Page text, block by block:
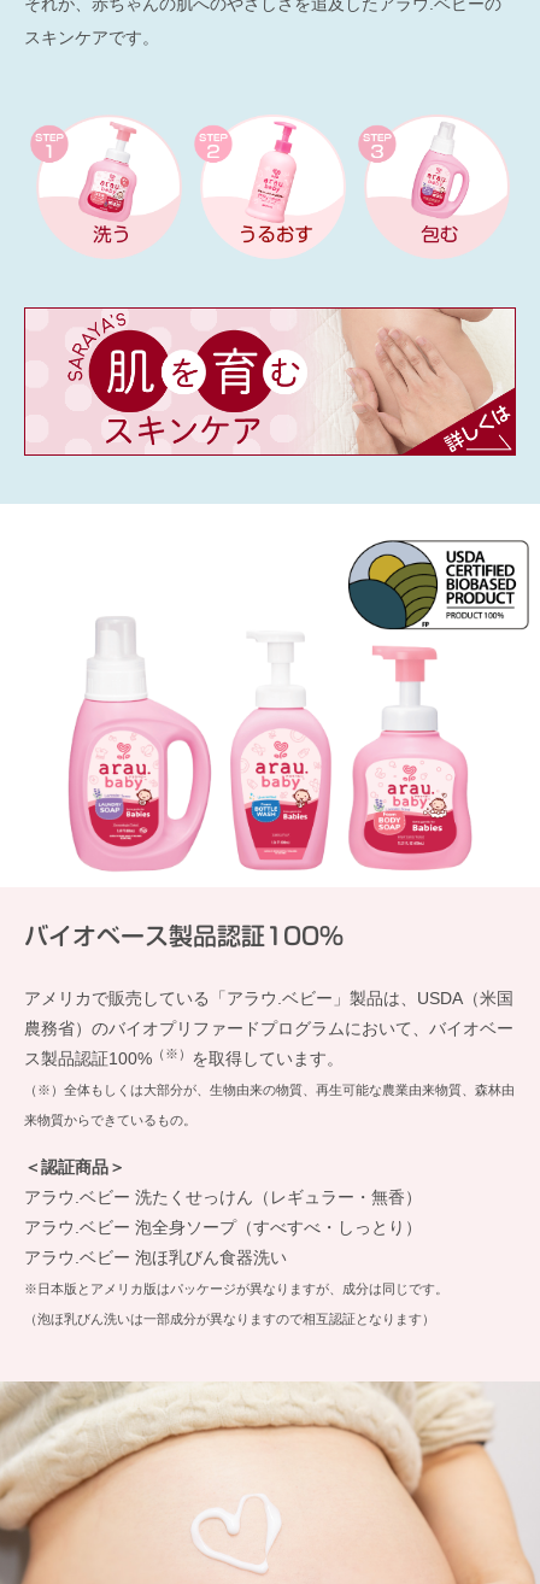
スキンケアです。
バイオベース製品認証100%
アメリカで販売している「アラウ.ベビー」製品は、USDA（米国
農務省）のバイオプリファードプログラムにおいて、バイオベー
ス製品認証100% （※） を取得しています。
（※）全体もしくは大部分が、生物由来の物質、再生可能な農業由来物質、森林由
来物質からできているもの。
＜認証商品＞
アラウ.ベビー 洗たくせっけん（レギュラー・無香）
アラウ.ベビー 泡全身ソープ（すべすべ・しっとり）
アラウ.ベビー 泡ほ乳びん食器洗い
※日本版とアメリカ版はパッケージが異なりますが、成分は同じです。
（泡ほ乳びん洗いは一部成分が異なりますので相互認証となります）